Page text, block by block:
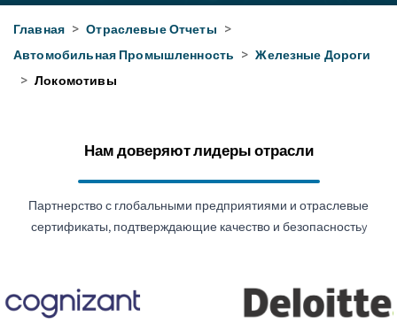
Главная > Отраслевые Отчеты >
Автомобильная Промышленность > Железные Дороги
> Локомотивы
Нам доверяют лидеры отрасли
Партнерство с глобальными предприятиями и отраслевые
сертификаты, подтверждающие качество и безопасностьy